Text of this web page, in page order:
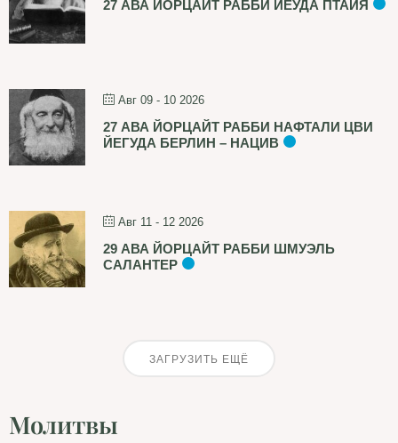
27 АВА ЙОРЦАЙТ РАББИ ЙЕУДА ПТАЙЯ
Авг 09 - 10 2026
27 АВА ЙОРЦАЙТ РАББИ НАФТАЛИ ЦВИ
ЙЕГУДА БЕРЛИН – НАЦИВ
Авг 11 - 12 2026
29 АВА ЙОРЦАЙТ РАББИ ШМУЭЛЬ
САЛАНТЕР
ЗАГРУЗИТЬ ЕЩЁ
Молитвы